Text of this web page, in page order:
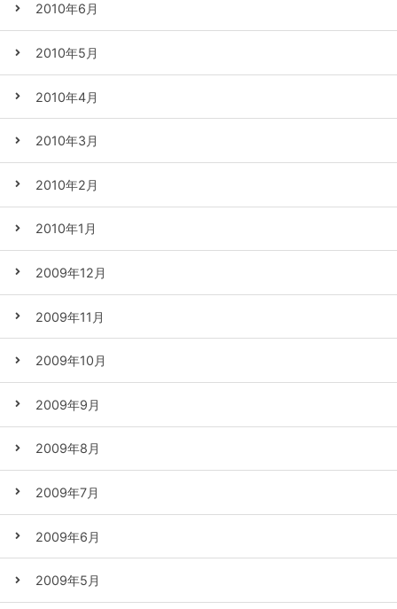
2010年6月
2010年5月
2010年4月
2010年3月
2010年2月
2010年1月
2009年12月
2009年11月
2009年10月
2009年9月
2009年8月
2009年7月
2009年6月
2009年5月